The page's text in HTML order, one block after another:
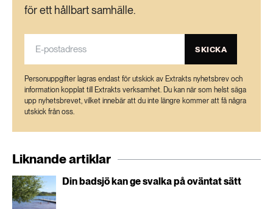
för ett hållbart samhälle.
SKICKA
Personuppgifter lagras endast för utskick av Extrakts nyhetsbrev och
information kopplat till Extrakts verksamhet. Du kan när som helst säga
upp nyhetsbrevet, vilket innebär att du inte längre kommer att få några
utskick från oss.
Liknande artiklar
Din badsjö kan ge svalka på oväntat sätt